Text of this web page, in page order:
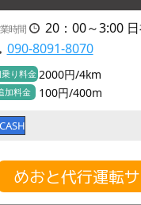
時間
20：00～3:00
090-8091-8070
り料金 2000円/4km
加料金 100円/400m
CASH
めおと代行運転